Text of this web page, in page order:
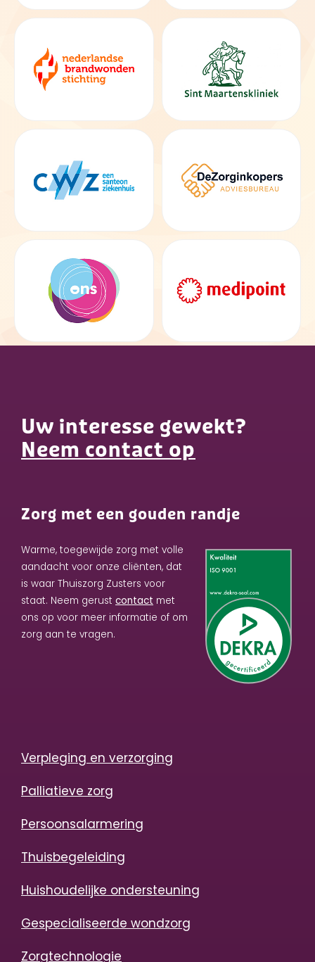
Uw interesse gewekt?
Neem contact op
Zorg met een gouden randje
Warme, toegewijde zorg met volle
aandacht voor onze cliënten, dat
is waar Thuiszorg Zusters voor
staat. Neem gerust contact met
ons op voor meer informatie of om
zorg aan te vragen.
Verpleging en verzorging
Palliatieve zorg
Persoonsalarmering
Thuisbegeleiding
Huishoudelijke ondersteuning
Gespecialiseerde wondzorg
Zorgtechnologie